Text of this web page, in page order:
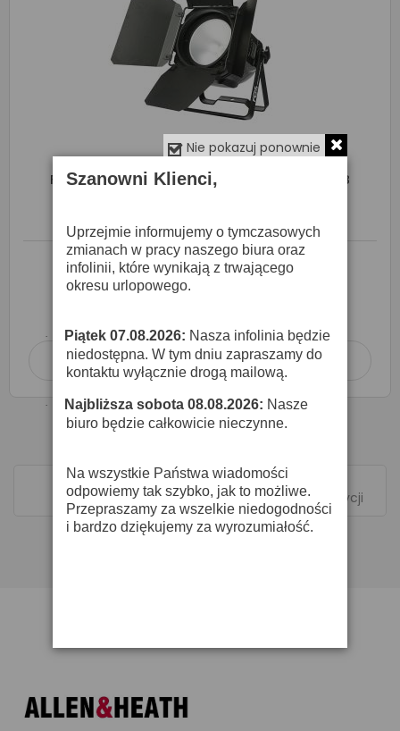
FOS Par Cob 200w Led UV - Reflektor PAR COB
Produkt dostępny
 Dodaj do koszyka
Pokazano 1-1 z 1 pozycji
Nie pokazuj ponownie
Szanowni Klienci,
Uprzejmie informujemy o tymczasowych
zmianach w pracy naszego biura oraz
infolinii, które wynikają z trwającego
okresu urlopowego.
· Piątek 07.08.2026: Nasza infolinia będzie
niedostępna. W tym dniu zapraszamy do
kontaktu wyłącznie drogą mailową.
· Najbliższa sobota 08.08.2026: Nasze
biuro będzie całkowicie nieczynne.
Na wszystkie Państwa wiadomości
odpowiemy tak szybko, jak to możliwe.
Przepraszamy za wszelkie niedogodności
i bardzo dziękujemy za wyrozumiałość.